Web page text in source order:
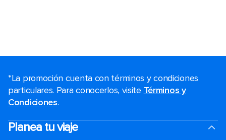
*La promoción cuenta con términos y condiciones
particulares. Para conocerlos, visite Términos y
Condiciones.
Planea tu viaje